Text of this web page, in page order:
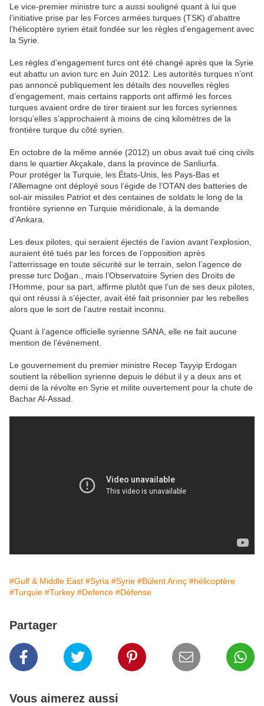
Le vice-premier ministre turc a aussi souligné quant à lui que
l’initiative prise par les Forces armées turques (TSK) d’abattre
l’hélicoptère syrien était fondée sur les règles d’engagement avec
la Syrie.
Les règles d’engagement turcs ont été changé après que la Syrie
eut abattu un avion turc en Juin 2012. Les autorités turques n’ont
pas annoncé publiquement les détails des nouvelles règles
d’engagement, mais certains rapports ont affirmé les forces
turques avaient ordre de tirer tiraient sur les forces syriennes
lorsqu’elles s’approchaient à moins de cinq kilomètres de la
frontière turque du côté syrien.
En octobre de la même année (2012) un obus avait tué cinq civils
dans le quartier Akçakale, dans la province de Sanliurfa.
Pour protéger la Turquie, les États-Unis, les Pays-Bas et
l’Allemagne ont déployé sous l’égide de l’OTAN des batteries de
sol-air missiles Patriot et des centaines de soldats le long de la
frontière syrienne en Turquie méridionale, à la demande
d’Ankara.
Les deux pilotes, qui seraient éjectés de l’avion avant l’explosion,
auraient été tués par les forces de l’opposition après
l’atterrissage en toute sécurité sur le terrain, selon l’agence de
presse turc Doğan., mais l’Observatoire Syrien des Droits de
l’Homme, pour sa part, affirme plutôt que l’un de ses deux pilotes,
qui ont réussi à s’éjecter, avait été fait prisonnier par les rebelles
alors que le sort de l’autre restait inconnu.
Quant à l’agence officielle syrienne SANA, elle ne fait aucune
mention de l’événement.
Le gouvernement du premier ministre Recep Tayyip Erdogan
soutient la rébellion syrienne depuis le début il y a deux ans et
demi de la révolte en Syrie et milite ouvertement pour la chute de
Bachar Al-Assad.
#Gulf & Middle East #Syria #Syrie #Bülent Arınç #hélicoptère
#Turquie #Turkey #Defence #Défense
Partager
Vous aimerez aussi